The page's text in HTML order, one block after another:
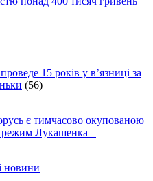
15 років у в’язниці за
(56)
є тимчасово окупованою
режим Лукашенка –
новини